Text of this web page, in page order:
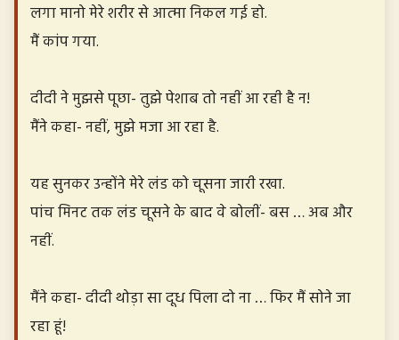
लगा मानो मेरे शरीर से आत्मा निकल गई हो.
मैं कांप गया.
दीदी ने मुझसे पूछा- तुझे पेशाब तो नहीं आ रही है न!
मैंने कहा- नहीं, मुझे मजा आ रहा है.
यह सुनकर उन्होंने मेरे लंड को चूसना जारी रखा.
पांच मिनट तक लंड चूसने के बाद वे बोलीं- बस … अब और
नहीं.
मैंने कहा- दीदी थोड़ा सा दूध पिला दो ना … फिर मैं सोने जा
रहा हूं!